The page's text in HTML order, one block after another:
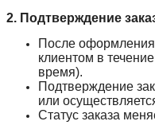
2. Подтверждение
После оформления
клиентом в
время).
Подтверждение
или
Статус заказа